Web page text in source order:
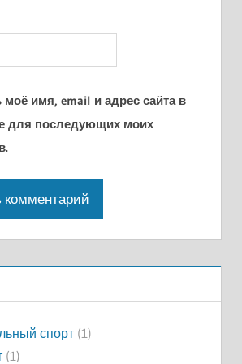
моё имя, email и адрес сайта в
для последующих моих
спорт(1)
(1)